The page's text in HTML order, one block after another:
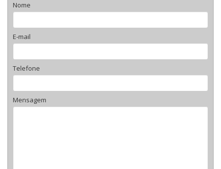
Nome
E-mail
Telefone
Mensagem